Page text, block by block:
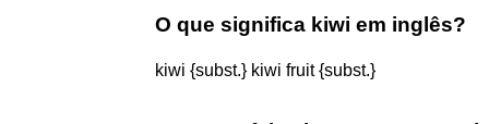
O que significa kiwi em inglês?
kiwi {subst.} kiwi fruit {subst.}